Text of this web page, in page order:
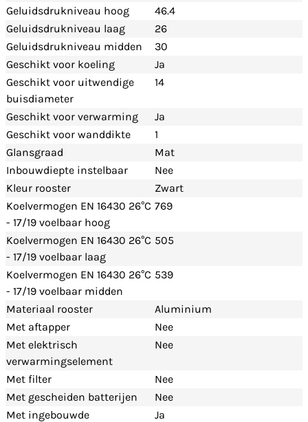
Geluidsdrukniveau hoog
46.4
Geluidsdrukniveau laag
26
Geluidsdrukniveau midden
30
Geschikt voor koeling
Ja
Geschikt voor uitwendige
buisdiameter
14
Geschikt voor verwarming
Ja
Geschikt voor wanddikte
1
Glansgraad
Mat
Inbouwdiepte instelbaar
Nee
Kleur rooster
Zwart
Koelvermogen EN 16430 26°C
- 17/19 voelbaar hoog
769
Koelvermogen EN 16430 26°C
- 17/19 voelbaar laag
505
Koelvermogen EN 16430 26°C
- 17/19 voelbaar midden
539
Materiaal rooster
Aluminium
Met aftapper
Nee
Met elektrisch
verwarmingselement
Nee
Met filter
Nee
Met gescheiden batterijen
Nee
Met ingebouwde
Ja